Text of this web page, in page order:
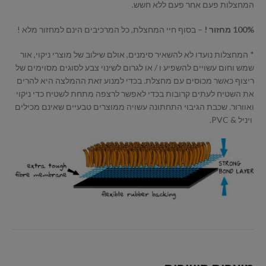
המחצלות פעם אחר פעם ללא חשש.
100% מחזור ! – בסוף חיי המחצלת, כל המרכיבים הינם למחזור מלא !
* המחצלות נועדו לא להשאיר סימנים, אולם שילוב של מוצרי ניקוי, אור
שמש וחום עשויים להשפיע ו / או לגרום לשינוי צבע לסוגים מסוימים של
ריצוף כאשר מכוסים עם מחצלת. בכדי למנוע זאת ההמלצה היא להרים
את השטיח לעתים קרובות בכדי לאפשר לרצפה מתחת לשטיח כדי ניקוי
ואוורור. שכבת הגיבוי התחתונה עשויה ממוצרים טבעיים שאינם מכילים
ויניל & PVC.